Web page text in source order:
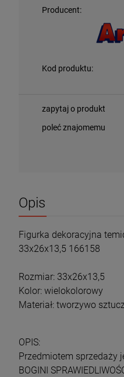
Producent:
Kod produktu:
zapytaj o produkt
poleć znajomemu
Opis
Figurka dekoracyjna
33x26x13,5 166158
Rozmiar: 33x26x13,5
Kolor: wielokolorowy
Materiał: tworzywo
OPIS:
Przedmiotem sprzedaży
BOGINI